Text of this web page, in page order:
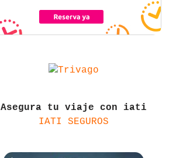
Asegura tu viaje con iati
IATI SEGUROS